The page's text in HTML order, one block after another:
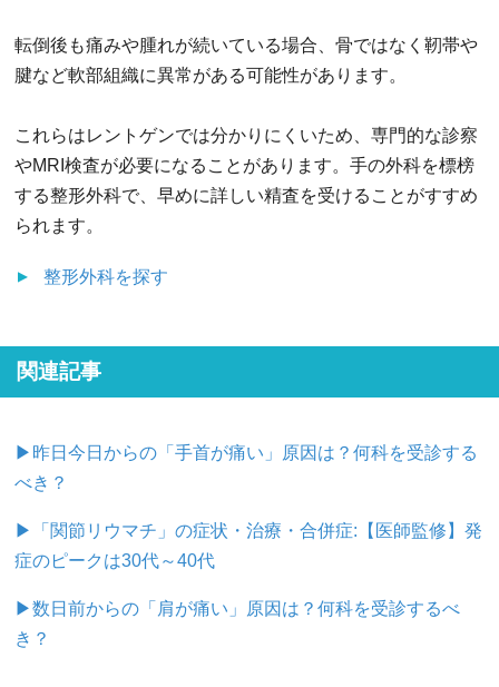
転倒後も痛みや腫れが続いている場合、骨ではなく靭帯や
腱など軟部組織に異常がある可能性があります。
これらはレントゲンでは分かりにくいため、専門的な診察
やMRI検査が必要になることがあります。手の外科を標榜
する整形外科で、早めに詳しい精査を受けることがすすめ
られます。
整形外科を探す
関連記事
▶昨日今日からの「手首が痛い」原因は？何科を受診する
べき？
▶「関節リウマチ」の症状・治療・合併症:【医師監修】発
症のピークは30代～40代
▶数日前からの「肩が痛い」原因は？何科を受診するべ
き？